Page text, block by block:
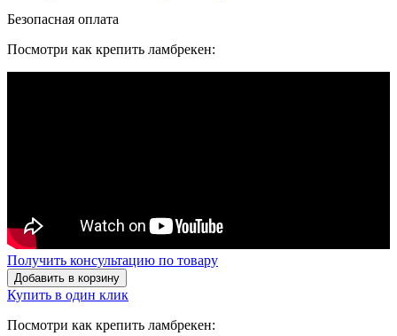
Безопасная оплата
Посмотри как крепить ламбрекен:
Получить консультацию по товару
Добавить в корзину
Купить в один клик
Посмотри как крепить ламбрекен: